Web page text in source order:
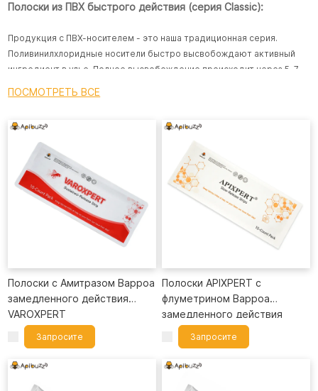
Полоски из ПВХ быстрого действия (серия Classic):
Продукция с ПВХ-носителем - это наша традиционная серия.
Поливинилхлоридные носители быстро высвобождают активный
ингредиент в улье. Полное высвобождение происходит через 5-7
"АПИФЛУВА-ПРО" и"АПИФЛУВА" - это полоски от клещей варроа на
флуметрин. Они легкие, и при покупке оптом вы сэкономите деньги
на доставке.
Полимерные полоски с замедленным высвобождением
(усовершенствованная серия):
Полоски с замедленным высвобождением APIBUZZ, такие как
Полоски с амитразомVAROXPERT и Полоски с флуметриномAPIXPERT
- это наш новый продукт. Они эффективно уничтожают пчелиных
В продуктах с замедленным высвобождением используются
пористые носители для впитывания лекарств. Они медленно
высвобождают свои активные ингредиенты при изменении
температуры и влажности в ульях или когда пчелы совершают
действия, вызывающие трение.
Пчелиные прокладки обеспечивают более высокую скорость
высвобождения лекарств. Это предотвращает образование
высоких концентраций препарата в местах интенсивной активности
ПОСМОТРЕТЬ ВСЕ
Полоски с Амитразом Варроа
замедленного действия
VAROXPERT
Запросите
Полоски APIXPERT с
флуметрином Варроа
замедленного действия
Запросите